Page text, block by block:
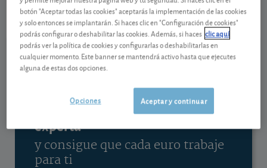
07/08/2026 Madrid
Ver detalladamente
Contenido reservado a SOCIOS
Gestiona tu dinero con visión
experta
y consigue que cada euro trabaje
para ti
botón "Aceptar todas las cookies" aceptarás la implementación de las cookies
y solo entonces se implantarán. Si haces clic en "Configuración de cookies"
podrás configurar o deshabilitar las cookies. Además, si haces clic aquí
podrás ver la política de cookies y configurarlas o deshabilitarlas en
cualquier momento. Este banner se mantendrá activo hasta que ejecutes
alguna de estas dos opciones.
Aceptar y continuar
Opciones